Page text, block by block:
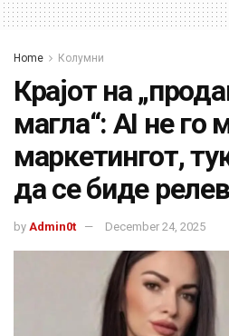
Home Колумни
Крајот на
магла“: AI не го
маркетингот,
да се биде
by Admin0t December 24, 2025